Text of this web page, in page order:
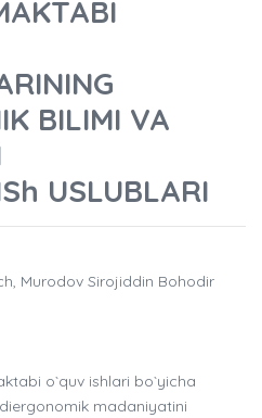
BILIMI VA
USLUBLARI
Murodov Sirojiddin Bohodir
o`quv ishlari bo`yicha
madaniyatini